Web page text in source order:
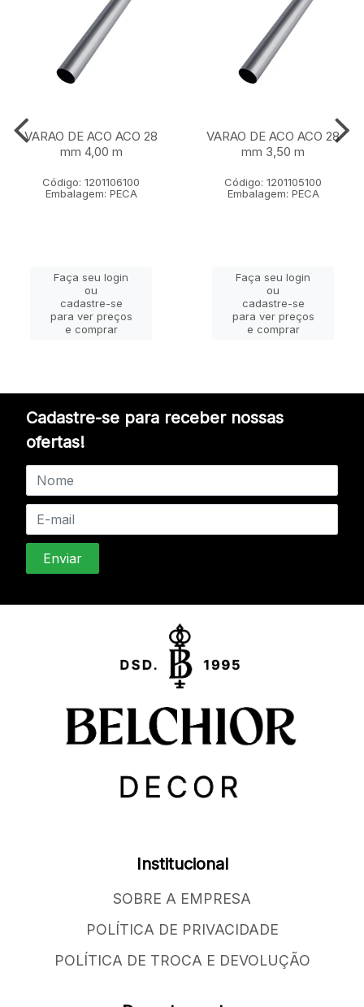
VARAO DE ACO ACO 28
mm 4,00 m
Código: 1201106100
Embalagem: PECA
Faça seu login
ou
cadastre-se
para ver preços
e comprar
VARAO DE ACO ACO 28
mm 3,50 m
Código: 1201105100
Embalagem: PECA
Faça seu login
ou
cadastre-se
para ver preços
e comprar
Cadastre-se para receber nossas
ofertas!
Institucional
SOBRE A EMPRESA
POLÍTICA DE PRIVACIDADE
POLÍTICA DE TROCA E DEVOLUÇÃO